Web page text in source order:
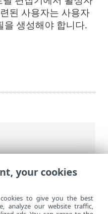
네트워크 접근 보호
된 사용자는 사용자
을 생성해야 합니다.
your cookies
to give you the best
analyze our website traffic,